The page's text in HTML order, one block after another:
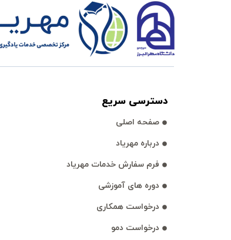
دسترسی سريع
صفحه اصلی
درباره مهرياد
فرم سفارش خدمات مهرياد
دوره های آموزشی
درخواست همكاری
درخواست دمو